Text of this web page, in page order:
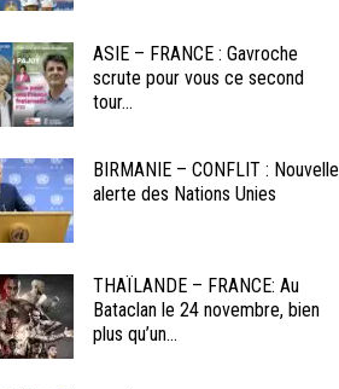
ASIE – FRANCE : Gavroche
scrute pour vous ce second
tour...
BIRMANIE – CONFLIT : Nouvelle
alerte des Nations Unies
THAÏLANDE – FRANCE: Au
Bataclan le 24 novembre, bien
plus qu’un...